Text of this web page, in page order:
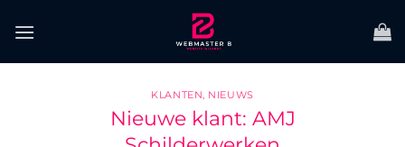
naar
KLANTEN, NIEUWS
Nieuwe klant: AMJ